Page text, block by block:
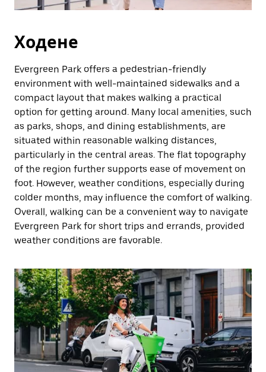
Ходене
Evergreen Park offers a pedestrian-friendly
environment with well-maintained sidewalks and a
compact layout that makes walking a practical
option for getting around. Many local amenities, such
as parks, shops, and dining establishments, are
situated within reasonable walking distances,
particularly in the central areas. The flat topography
of the region further supports ease of movement on
foot. However, weather conditions, especially during
colder months, may influence the comfort of walking.
Overall, walking can be a convenient way to navigate
Evergreen Park for short trips and errands, provided
weather conditions are favorable.